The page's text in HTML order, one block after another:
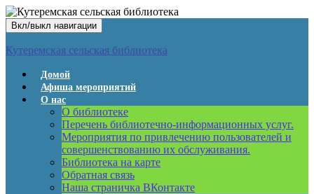
Вкл/выкл навигации
Кутеремская сельская библиотека
Домой
Афиша мероприятий
О нас
О библиотеке
Перечень библиотечно-информационных услуг.
Мероприятия по привлечению пользователей и
совершенствованию их обслуживания.
Библиотека на карте
Обратная связь
Наша страничка ВКонтакте